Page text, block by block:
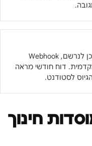
מועמד שמאשר — סטטוס מתעדכן לנרשם, Webhook
דוח חודשי מראה
לסטודנט.
חינוך